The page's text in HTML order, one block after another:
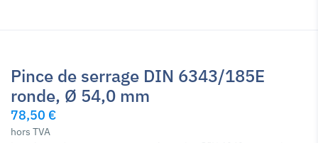
Pince de serrage DIN 6343/185E
ronde, Ø 54,0 mm
78,50 €
hors TVA